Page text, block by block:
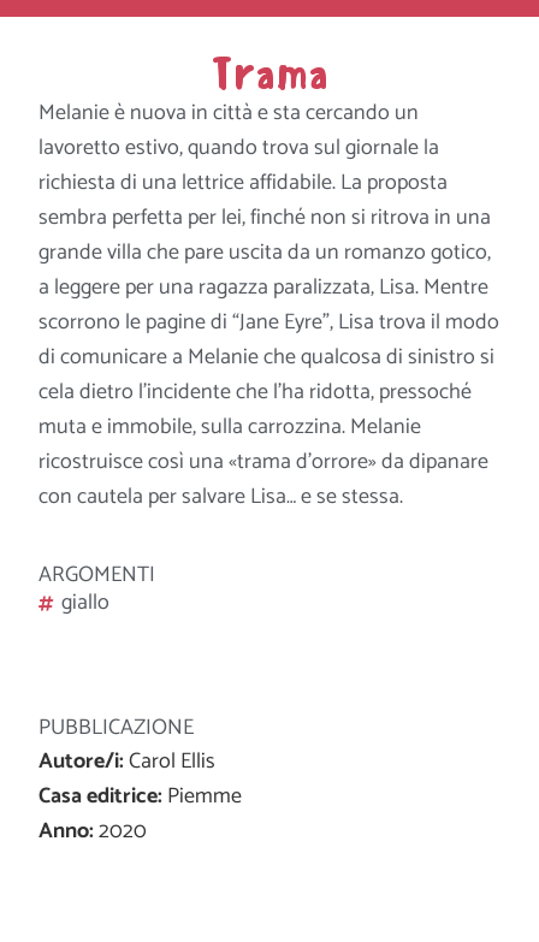
PUBBLICAZIONE
Autore/i:Carol Ellis
Casa editrice:Piemme
Anno:2020
Trama
Melanie è nuova in città e sta cercando un
lavoretto estivo, quando trova sul giornale la
richiesta di una lettrice affidabile. La proposta
sembra perfetta per lei, finché non si ritrova in una
grande villa che pare uscita da un romanzo gotico,
a leggere per una ragazza paralizzata, Lisa. Mentre
scorrono le pagine di “Jane Eyre”, Lisa trova il modo
di comunicare a Melanie che qualcosa di sinistro si
cela dietro l’incidente che l’ha ridotta, pressoché
muta e immobile,sulla carrozzina. Melanie
ricostruisce così una «trama d’orrore» da dipanare
con cautela per salvare Lisa… e se stessa.
ARGOMENTI
giallo